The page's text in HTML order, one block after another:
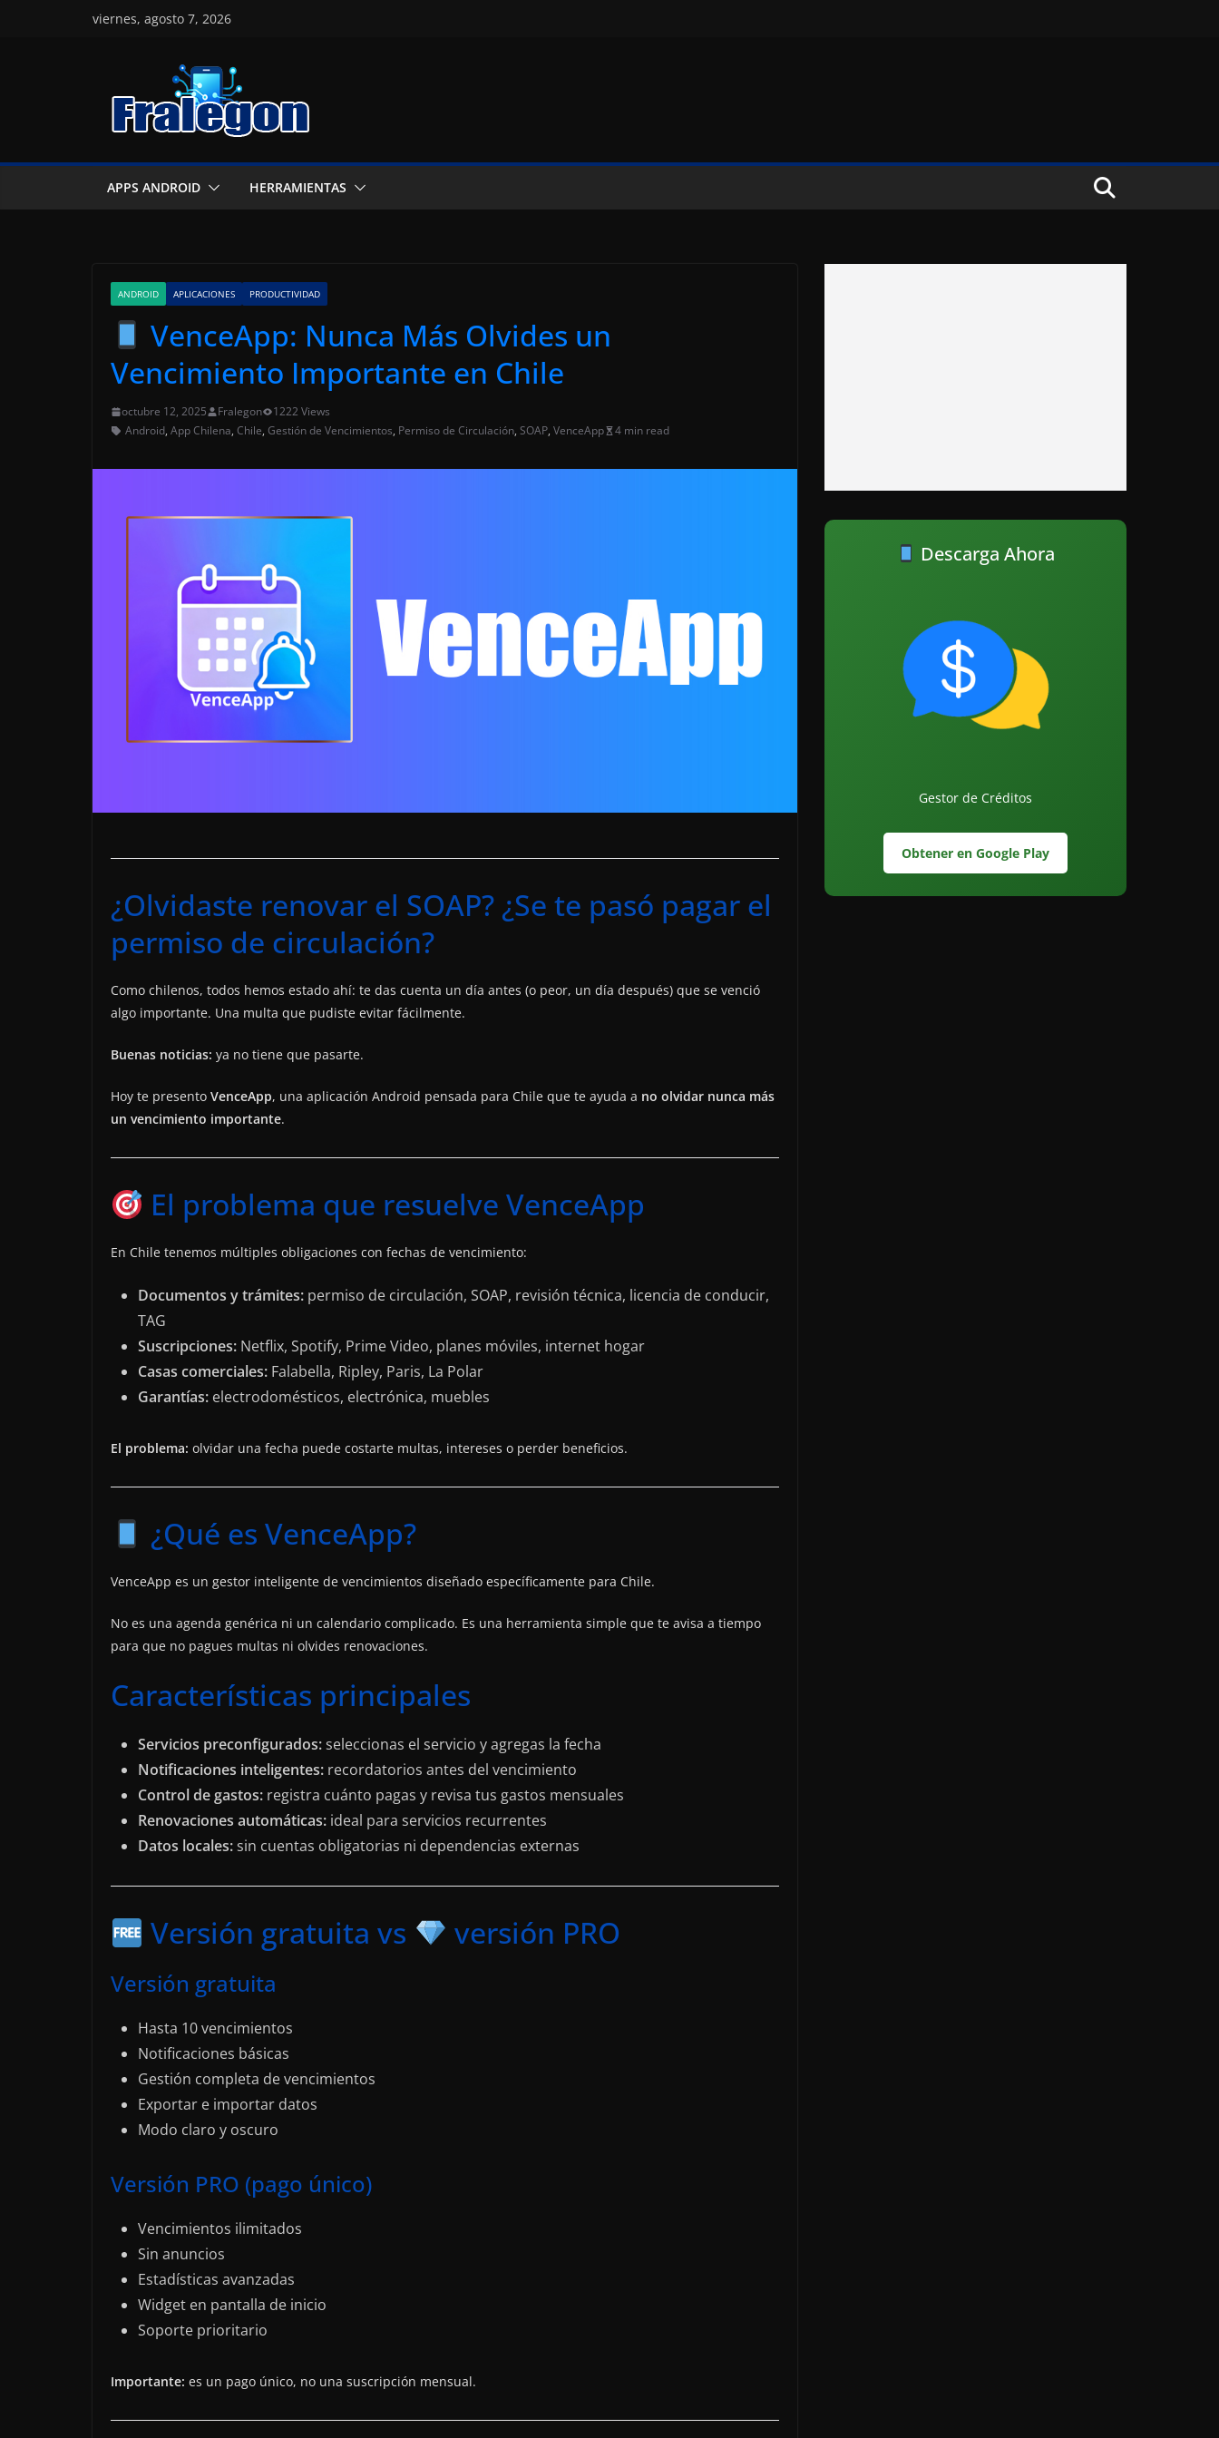
viernes, agosto 7, 2026
APPS ANDROID HERRAMIENTAS
ANDROID APLICACIONES PRODUCTIVIDAD
VenceApp: Nunca Más Olvides un
Vencimiento Importante en Chile
octubre 12, 2025 Fralegon
1222 Views
Android, App Chilena, Chile, Gestión de Vencimientos, Permiso de Circulación, SOAP, VenceApp 4 min read
¿Olvidaste renovar el SOAP? ¿Se te pasó pagar el
permiso de circulación?
Como chilenos, todos hemos estado ahí: te das cuenta un día antes (o peor, un día después) que se venció
algo importante. Una multa que pudiste evitar fácilmente.
Buenas noticias: ya no tiene que pasarte.
Hoy te presento VenceApp, una aplicación Android pensada para Chile que te ayuda a no olvidar nunca más
un vencimiento importante.
El problema que resuelve VenceApp
En Chile tenemos múltiples obligaciones con fechas de vencimiento:
Documentos y trámites: permiso de circulación, SOAP, revisión técnica, licencia de conducir,
TAG
Suscripciones: Netflix, Spotify, Prime Video, planes móviles, internet hogar
Casas comerciales: Falabella, Ripley, Paris, La Polar
Garantías: electrodomésticos, electrónica, muebles
El problema: olvidar una fecha puede costarte multas, intereses o perder beneficios.
¿Qué es VenceApp?
VenceApp es un gestor inteligente de vencimientos diseñado específicamente para Chile.
No es una agenda genérica ni un calendario complicado. Es una herramienta simple que te avisa a tiempo
para que no pagues multas ni olvides renovaciones.
Características principales
Servicios preconfigurados:seleccionas el servicio y agregas la fecha
Notificaciones inteligentes: recordatorios antes del vencimiento
Control de gastos: registra cuánto pagas y revisa tus gastos mensuales
Renovaciones automáticas: ideal para servicios recurrentes
Datos locales:sin cuentas obligatorias ni dependencias externas
Versión gratuita vs versión PRO
Versión gratuita
Hasta 10 vencimientos
Notificaciones básicas
Gestión completa de vencimientos
Exportar e importar datos
Modo claro y oscuro
Versión PRO (pago único)
Vencimientos ilimitados
Sin anuncios
Estadísticas avanzadas
Widget en pantalla de inicio
Soporte prioritario
Importante: es un pago único, no una suscripción mensual.
Descarga Ahora
Gestor de Créditos
Obtener en Google Play